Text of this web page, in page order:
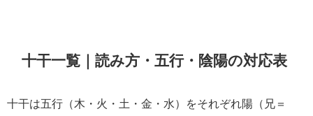
十干一覧｜読み方・五行・陰陽の対応表
十干は五行（木・火・土・金・水）をそれぞれ陽（兄＝